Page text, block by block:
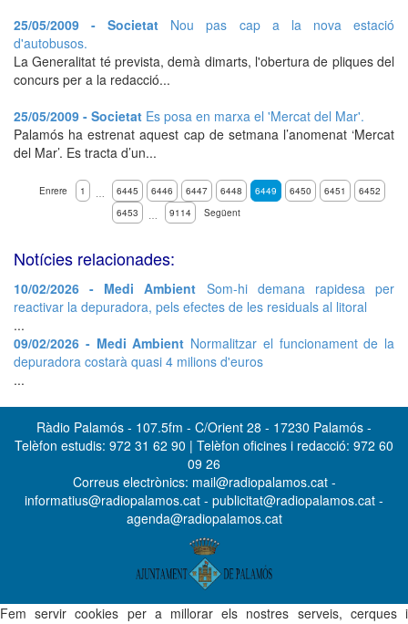
25/05/2009 - Societat Nou pas cap a la nova estació
d'autobusos.
La Generalitat té prevista, demà dimarts, l'obertura de pliques del
concurs per a la redacció...
25/05/2009 - Societat Es posa en marxa el 'Mercat del Mar'.
Palamós ha estrenat aquest cap de setmana l’anomenat ‘Mercat
del Mar’. Es tracta d’un...
Enrere 1 … 6445 6446 6447 6448 6449 6450 6451
6452
6453
… 9114 Següent
Notícies relacionades:
10/02/2026 - Medi Ambient Som-hi demana rapidesa per
reactivar la depuradora, pels efectes de les residuals al litoral
...
09/02/2026 - Medi Ambient Normalitzar el funcionament de la
depuradora costarà quasi 4 milions d'euros
...
Ràdio Palamós - 107.5fm - C/Orient 28 - 17230 Palamós -
Telèfon estudis: 972 31 62 90 | Telèfon oficines i redacció: 972 60
09 26
Correus electrònics: mail@radiopalamos.cat -
informatius@radiopalamos.cat - publicitat@radiopalamos.cat -
agenda@radiopalamos.cat
Fem servir cookies per a millorar els nostres serveis, cerques i